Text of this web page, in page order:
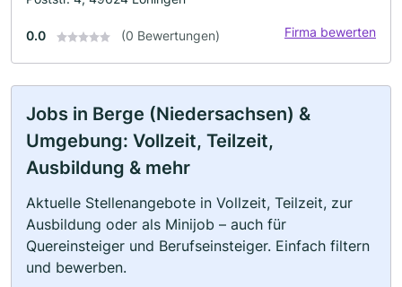
0.0 (0 Bewertungen) Firma bewerten
Jobs in Berge (Niedersachsen) &
Umgebung: Vollzeit, Teilzeit,
Ausbildung & mehr
Aktuelle Stellenangebote in Vollzeit, Teilzeit, zur
Ausbildung oder als Minijob – auch für
Quereinsteiger und Berufseinsteiger. Einfach filtern
und bewerben.